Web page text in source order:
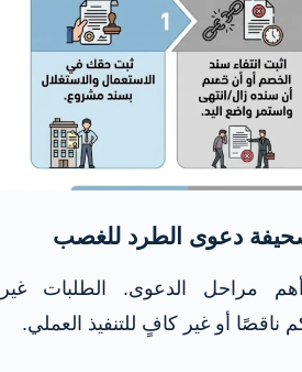
مراحل الدعوى. الطلبات غير
أو غير كافٍ للتنفيذ العملي.